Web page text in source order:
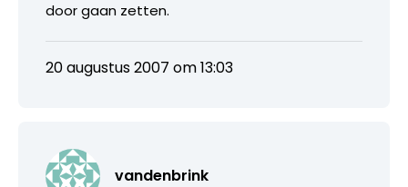
door gaan zetten.
20 augustus 2007 om 13:03
vandenbrink